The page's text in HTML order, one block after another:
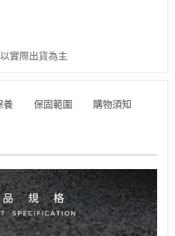
實際出貨為主
養 保固範圍 購物須知